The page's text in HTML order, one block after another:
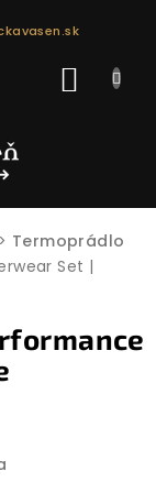
Termoprádlo
Set |